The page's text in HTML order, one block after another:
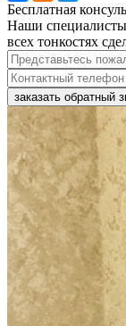
Бесплатная
Наши специалисты
всех тонкостях